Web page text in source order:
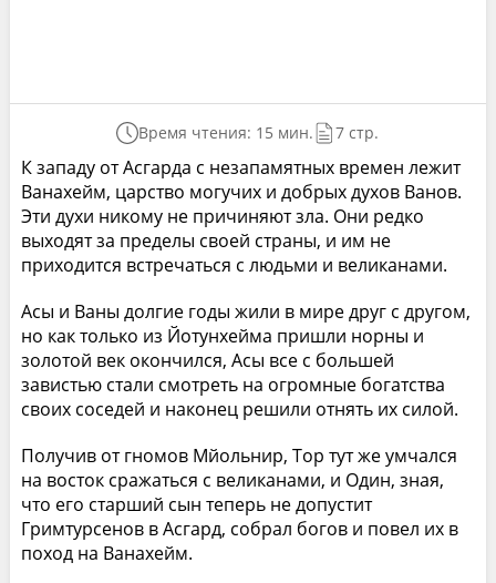
Время чтения: 15 мин. 7 стр.
К западу от Асгарда с незапамятных времен лежит
Ванахейм, царство могучих и добрых духов Ванов.
Эти духи никому не причиняют зла. Они редко
выходят за пределы своей страны, и им не
приходится встречаться с людьми и великанами.
Асы и Ваны долгие годы жили в мире друг с другом,
но как только из Йотунхейма пришли норны и
золотой век окончился, Асы все с большей
завистью стали смотреть на огромные богатства
своих соседей и наконец решили отнять их силой.
Получив от гномов Мйольнир, Тор тут же умчался
на восток сражаться с великанами, и Один, зная,
что его старший сын теперь не допустит
Гримтурсенов в Асгард, собрал богов и повел их в
поход на Ванахейм.